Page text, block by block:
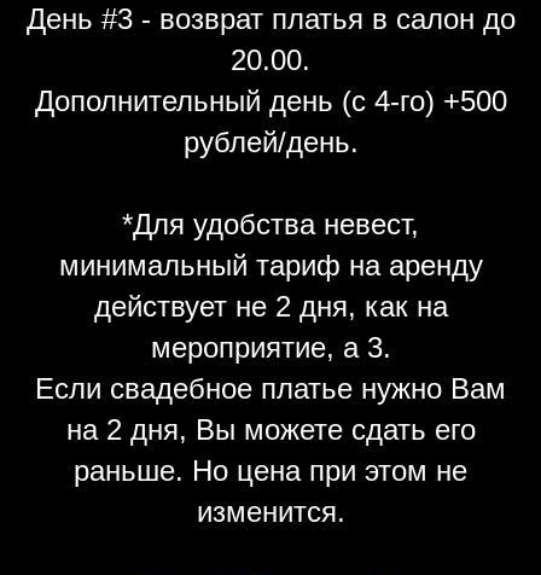
День #3 - возврат платья в салон до
20.00.
Дополнительный день (с 4-го) +500
рублей/день.
*Для удобства невест,
минимальный тариф на аренду
действует не 2 дня, как на
мероприятие, а 3.
Если свадебное платье нужно Вам
на 2 дня, Вы можете сдать его
раньше. Но цена при этом не
изменится.